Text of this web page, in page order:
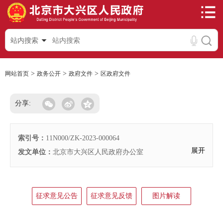
站内搜索
网站首页 > 政务公开 > 政府文件 > 区政府文件
分享:
索引号： 11N000/ZK-2023-000064
发文单位： 北京市大兴区人民政府办公室 展开
征求意见公告 征求意见反馈 图片解读